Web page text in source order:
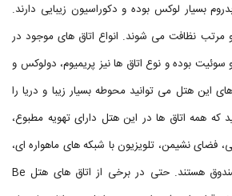
بسیار لوکس بوده و دکوراسیون زیبایی دارند.
و مرتب نظافت می شوند. انواع اتاق های موجود در
بوده و نوع اتاق ها نیز پریمیوم، دولوکس و
این هتل می توانید محوطه بسیار زیبا و دریا را
که همه اتاق ها در این هتل دارای تهویه مطبوع،
فضای نشیمن، تلویزیون با شبکه های ماهواره ای،
یخچال و مینی بار و گاوصندوق هستند. حتی در برخی از اتاق های هتل Be